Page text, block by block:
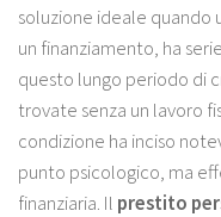
soluzione ideale
un finanziamento, ha
questo lungo periodo di
trovate senza un lavoro
condizione ha inciso
punto psicologico, ma
finanziaria. Il prestito